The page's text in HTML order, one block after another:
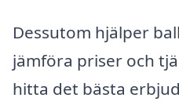
Dessutom hjälper
jämföra priser och
hitta det bästa